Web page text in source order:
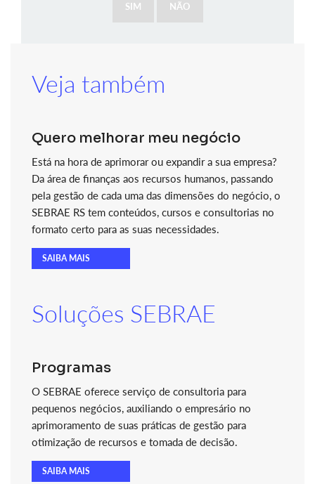
SIM NÃO
Veja também
Quero melhorar meu negócio
Está na hora de aprimorar ou expandir a sua empresa?
Da área de finanças aos recursos humanos, passando
pela gestão de cada uma das dimensões do negócio, o
SEBRAE RS tem conteúdos, cursos e consultorias no
formato certo para as suas necessidades.
SAIBA MAIS
Soluções SEBRAE
Programas
O SEBRAE oferece serviço de consultoria para
pequenos negócios, auxiliando o empresário no
aprimoramento de suas práticas de gestão para
otimização de recursos e tomada de decisão.
SAIBA MAIS